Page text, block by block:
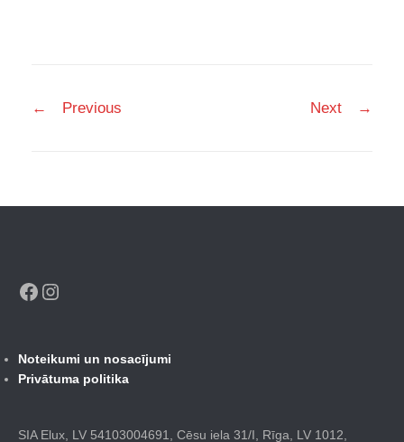
navigation
← Previous Next →
Facebook
Noteikumi un nosacījumi
Privātuma politika
SIA Elux, LV 54103004691, Cēsu iela 31/I, Rīga, LV 1012,